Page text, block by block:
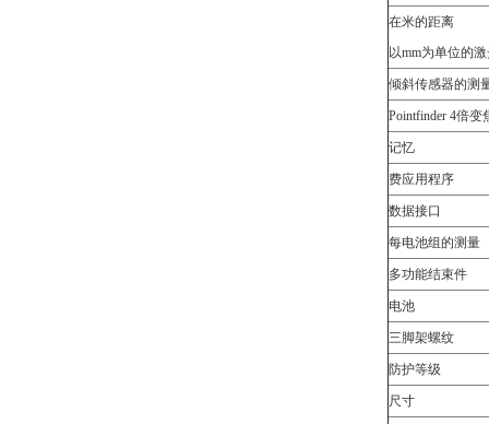
在米的距离
以mm为单位的
倾斜传感器的测
Pointfinder 4倍变
记忆
费应用程序
数据接口
每电池组的测量
多功能结束件
电池
三脚架螺纹
防护等级
尺寸